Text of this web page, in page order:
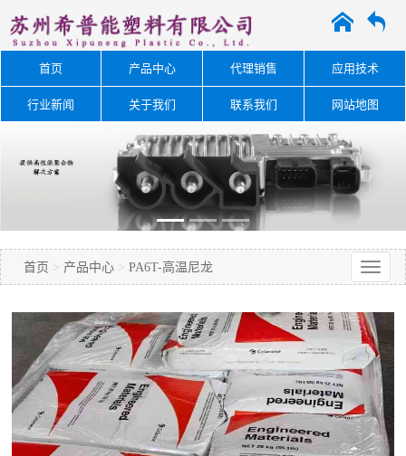
A O
首页 产品中心 代理销售 应用技术
行业新闻 关于我们 联系我们 网站地图
首页 > 产品中心 > PA6T-高温尼龙